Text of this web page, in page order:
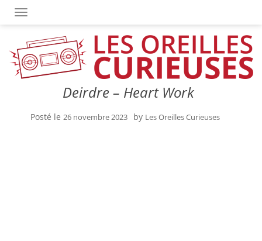
OUVRIR/FERMER LA NAVIGATION
Deirdre – Heart Work
Posté le 26 novembre 2023 by Les Oreilles Curieuses